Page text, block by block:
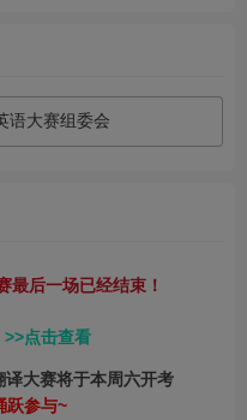
语大赛组委会
最后一场已经结束！
>>点击查看
大赛将于本周六开考
跃参与~